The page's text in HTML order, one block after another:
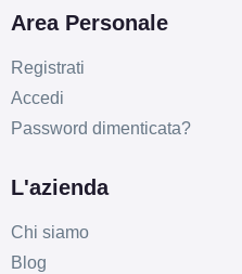
Area Personale
Registrati
Accedi
Password dimenticata?
L'azienda
Chi siamo
Blog